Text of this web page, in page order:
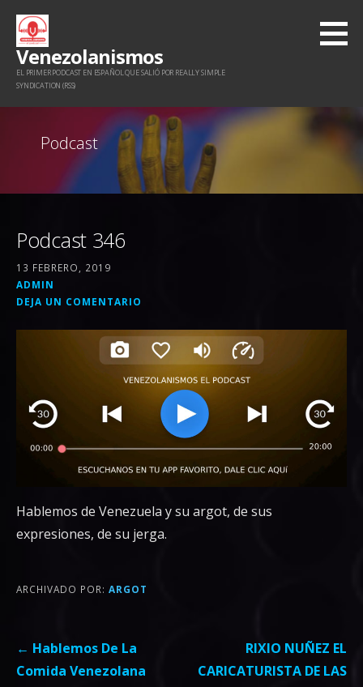
Saltar
contenido
Venezolanismos
EL PRIMER PODCAST EN ESPAÑOL QUE SALIÓ POR REALLY SIMPLE
SYNDICATION (RSS)
Podcast
Podcast 346
13 FEBRERO, 2019
ADMIN
DEJA UN COMENTARIO
Hablemos de Venezuela y su argot, de sus
expresiones, de su jerga.
ARCHIVADO POR: ARGOT
Navegación
de
← Hablemos De La
Comida Venezolana
RIXIO NUÑEZ EL
CARICATURISTA DE LAS